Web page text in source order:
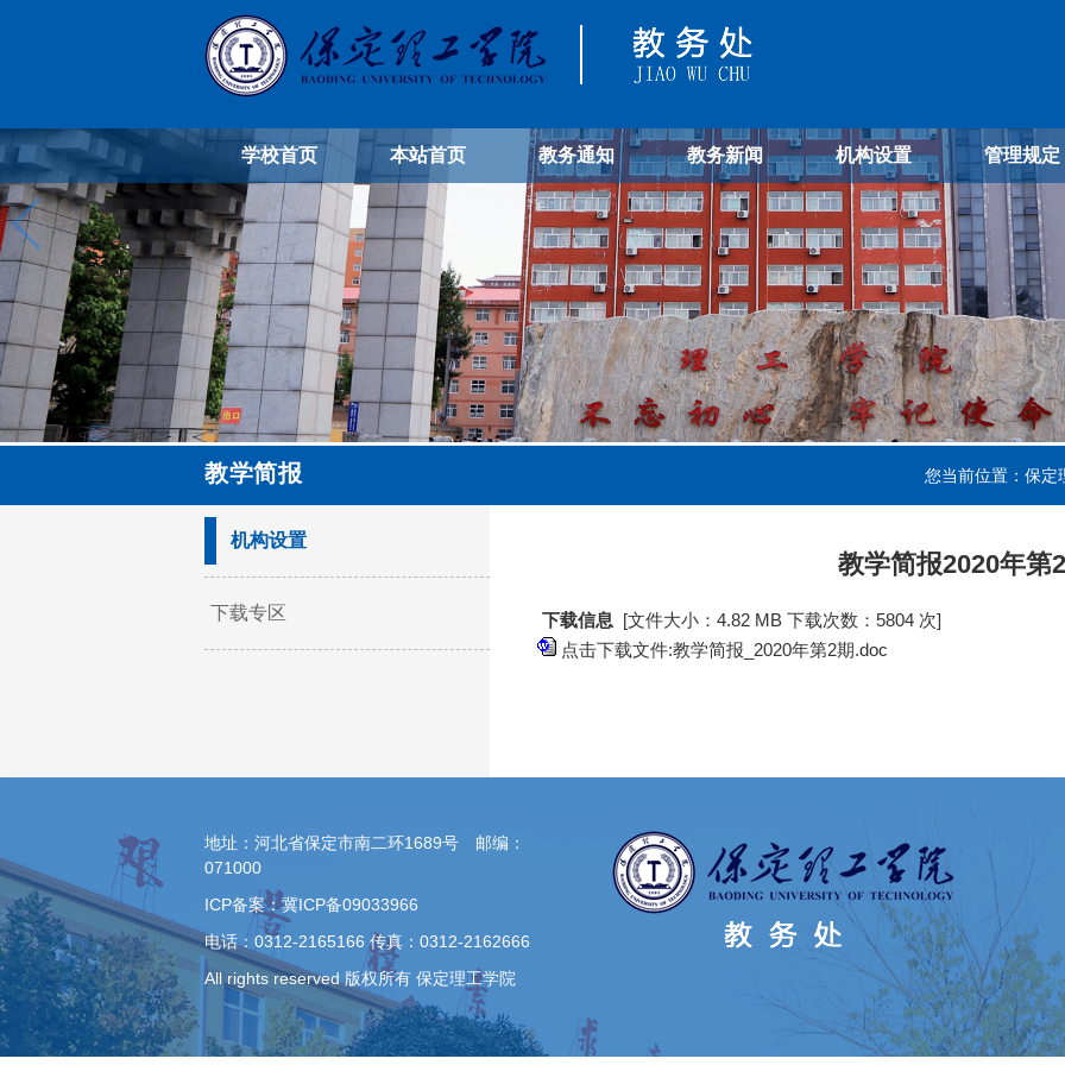
学校首页 本站首页 教务通知 教务新闻 机构设置 管理规定
您当前位置： 保定
教学简报
机构设置
下载专区
教学简报2020年第
下载信息 [文件大小：4.82 MB 下载次数： 5804 次]
点击下载文件:教学简报_2020年第2期.doc
地址：河北省保定市南二环1689号 邮编：
071000
ICP备案：冀ICP备09033966
电话：0312-2165166 传真：0312-2162666
All rights reserved 版权所有 保定理工学院